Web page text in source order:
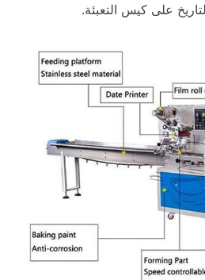
على كيس التعبئة.